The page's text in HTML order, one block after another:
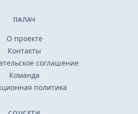
ПАЛАЧ
О проекте
Контакты
соглашение
Команда
политика